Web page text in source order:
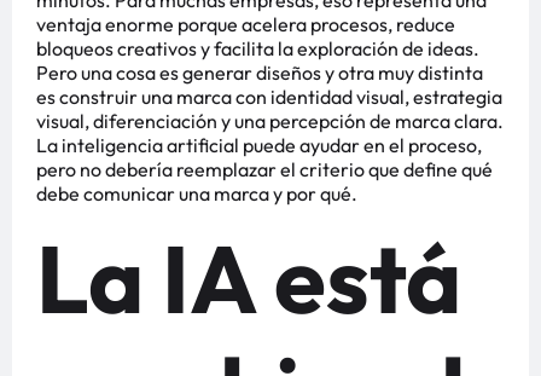
ventaja enorme porque acelera procesos, reduce
bloqueos creativos y facilita la exploración de ideas.
Pero una cosa es generar diseños y otra muy distinta
es construir una marca con identidad visual, estrategia
visual, diferenciación y una percepción de marca clara.
La inteligencia artificial puede ayudar en el proceso,
pero no debería reemplazar el criterio que define qué
debe comunicar una marca y por qué.
La IA está